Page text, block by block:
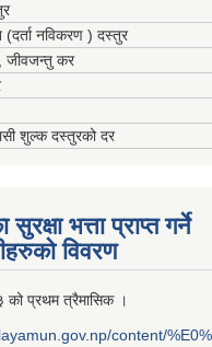
नविकरण ) दस्तुर
जीवजन्तु कर
शुल्क दस्तुरको दर
सुरक्षा भत्ता प्राप्त गर्ने
विवरण
प्रथम त्रैमासिक ।
content/